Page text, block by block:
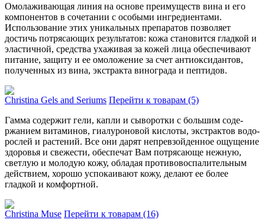
Омо­лаживающая линия на основе преимуществ вина и его
компо­нентов в сочетании с особыми ингредиентами.
Использование этих уни­кальных препара­тов позволяет
достичь потря­сающих результатов: кожа ста­новится гладкой и
эластичной, средства ухаживая за кожей лица обе­спечивают
питание, защиту и ее омо­ложение за счет антиоксидантов,
полу­ченных из вина, экстракта вино­града и пептидов.
Christina Gels and Seriums Перейти к товарам (5)
Гамма содержит гели, капли и сыворотки с большим соде­
ржанием витаминов, гиалуроно­вой кислоты, экстрактов водо­
рослей и растений. Все они дарят непре­взойденное ощущение
здоровья и све­жести, обеспечат Вам потряса­юще нежную,
светлую и молодую кожу, обладая противовоспалительным
действием, хорошо успокаивают кожу, делают ее более
гладкой и комфортной.
Christina Muse Перейти к товарам (16)